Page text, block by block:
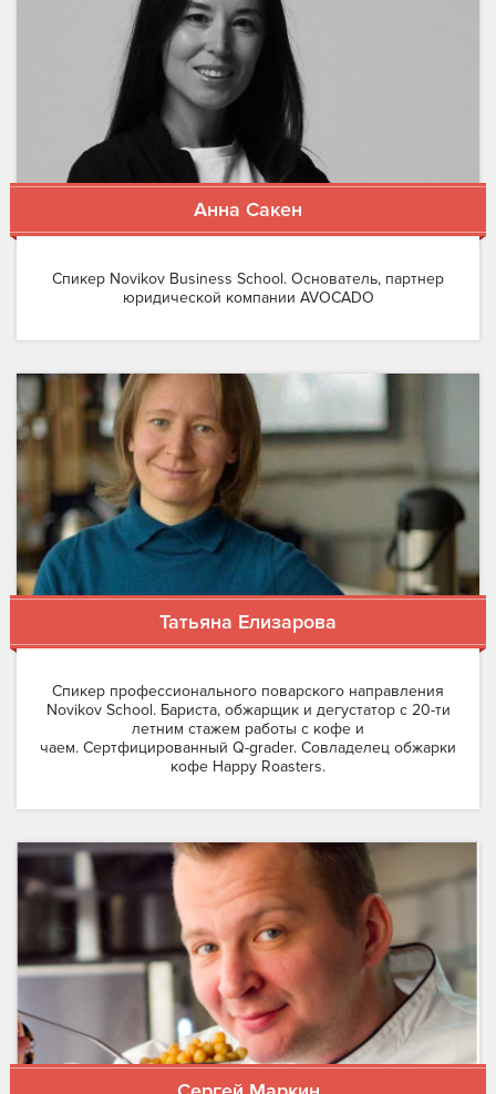
Анна Сакен
Спикер Novikov Business School. Основатель, партнер
юридической компании AVOCADO
Татьяна Елизарова
Спикер профессионального поварского направления
Novikov School. Бариста, обжарщик и дегустатор с 20-ти
летним стажем работы с кофе и
чаем. Сертфицированный Q-grader. Совладелец обжарки
кофе Happy Roasters.